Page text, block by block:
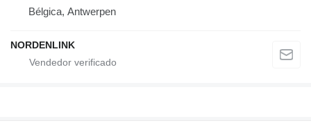
Bélgica, Antwerpen
NORDENLINK